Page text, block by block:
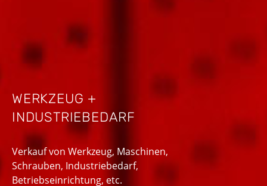
WERKZEUG +
INDUSTRIEBEDARF
Verkauf von Werkzeug, Maschinen,
Schrauben, Industriebedarf,
Betriebseinrichtung, etc.